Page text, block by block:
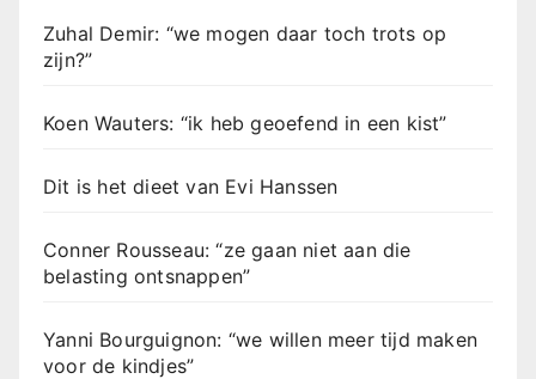
Zuhal Demir: “we mogen daar toch trots op
zijn?”
Koen Wauters: “ik heb geoefend in een kist”
Dit is het dieet van Evi Hanssen
Conner Rousseau: “ze gaan niet aan die
belasting ontsnappen”
Yanni Bourguignon: “we willen meer tijd maken
voor de kindjes”